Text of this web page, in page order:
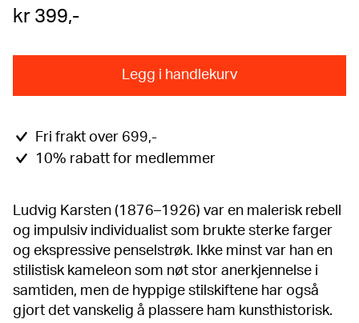
kr 399,-
Legg i handlekurv
Fri frakt over 699,-
10% rabatt for medlemmer
Ludvig Karsten (1876–1926) var en malerisk rebell
og impulsiv individualist som brukte sterke farger
og ekspressive penselstrøk. Ikke minst var han en
stilistisk kameleon som nøt stor anerkjennelse i
samtiden, men de hyppige stilskiftene har også
gjort det vanskelig å plassere ham kunsthistorisk.